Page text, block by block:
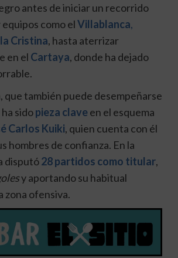
antes de iniciar un recorrido
como elVillablanca,
Cristina, hasta aterrizar
en el Cartaya, donde ha dejado
que también puede desempeñarse
sidopieza claveen el esquema
Carlos Kuiki, quien cuenta con él
hombres de confianza. En la
disputó28 partidos como titular,
y aportando su habitual
zona ofensiva.